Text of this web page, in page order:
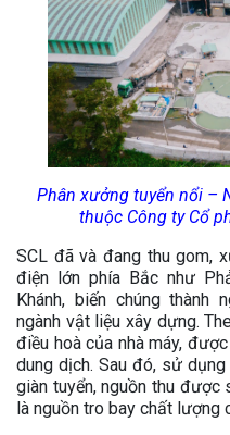
Phân xưởng tuyển nổi –
thuộc Công ty Cổ
SCL đã và đang thu gom,
điện lớn phía Bắc như
Khánh, biến chúng thành
ngành vật liệu xây dựng.
điều hoà của nhà máy,
dung dịch. Sau đó, sử
giàn tuyển, nguồn thu được
là nguồn tro bay chất lượng